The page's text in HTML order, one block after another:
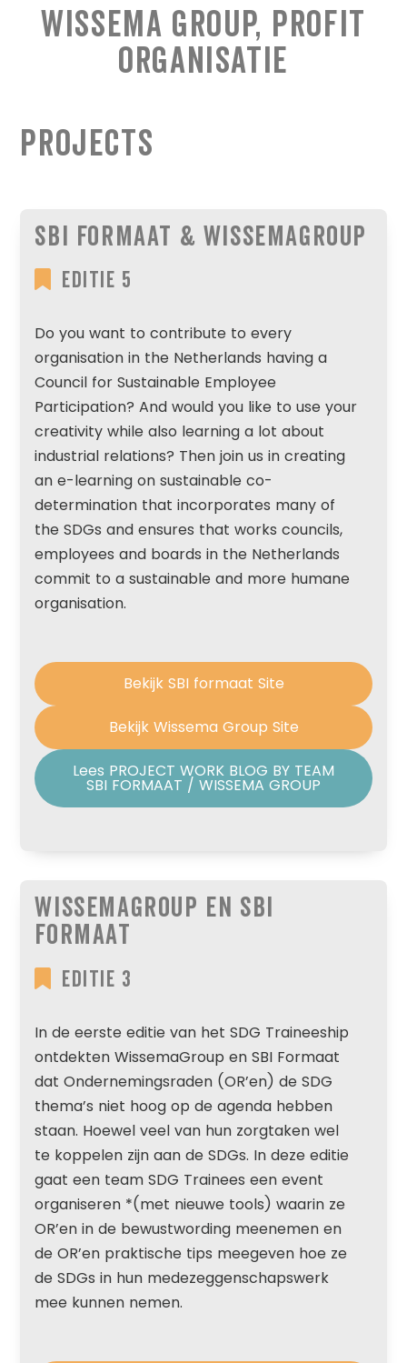
Wissema Group, Profit
Organisatie
Projects
SBI Formaat & WissemaGroup
Editie 5
Do you want to contribute to every
organisation in the Netherlands having a
Council for Sustainable Employee
Participation? And would you like to use your
creativity while also learning a lot about
industrial relations? Then join us in creating
an e-learning on sustainable co-
determination that incorporates many of
the SDGs and ensures that works councils,
employees and boards in the Netherlands
commit to a sustainable and more humane
organisation.
Bekijk SBI formaat Site
Bekijk Wissema Group Site
Lees PROJECT WORK BLOG BY TEAM
SBI FORMAAT / WISSEMA GROUP
WissemaGroup en SBI
Formaat
Editie 3
In de eerste editie van het SDG Traineeship
ontdekten WissemaGroup en SBI Formaat
dat Ondernemingsraden (OR’en) de SDG
thema’s niet hoog op de agenda hebben
staan. Hoewel veel van hun zorgtaken wel
te koppelen zijn aan de SDGs. In deze editie
gaat een team SDG Trainees een event
organiseren *(met nieuwe tools) waarin ze
OR’en in de bewustwording meenemen en
de OR’en praktische tips meegeven hoe ze
de SDGs in hun medezeggenschapswerk
mee kunnen nemen.